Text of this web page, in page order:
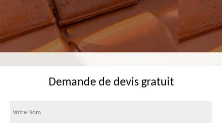
Demande de devis gratuit